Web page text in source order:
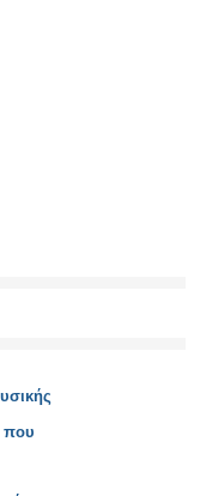
που